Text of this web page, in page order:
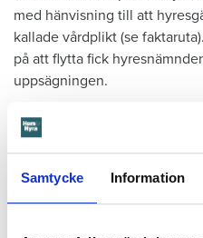
Samtycke Information
med hänvisning till att
kallade vårdplikt (se
på att flytta fick
uppsägningen.